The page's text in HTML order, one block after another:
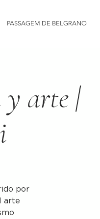
PASSAGEM DE BELGRANO
y arte |
por
arte